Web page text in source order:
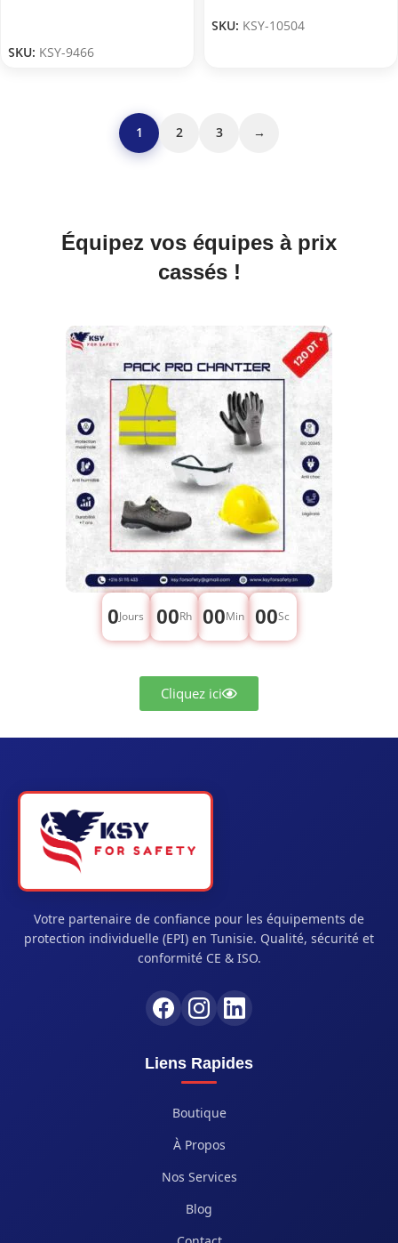
SKU: KSY-9466
SKU: KSY-10504
1 2 3 →
Équipez vos équipes à prix
cassés !
0Jours 00Rh 00Min 00Sc
Cliquez ici
Votre partenaire de confiance pour les équipements de
protection individuelle (EPI) en Tunisie. Qualité, sécurité et
conformité CE & ISO.
Liens Rapides
Boutique
À Propos
Nos Services
Blog